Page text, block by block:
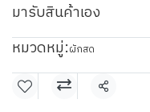
มารับสินค้าเอง
หมวดหมู่:ผักสด
แชร์